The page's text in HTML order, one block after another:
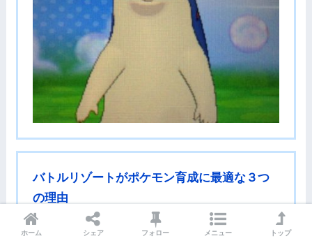
バトルリゾートがポケモン育成に最適な３つ
の理由
ホーム シェア フォロー メニュー トップ